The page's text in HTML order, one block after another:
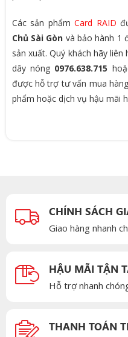
Các sản phẩmCard RAID
Chủ Sài Gòn và bảo hành 1
sản xuất. Quý khách hãy
dây nóng 0976.638.715
được hỗ trợ tư vấn mua
phẩm hoặc dịch vụ hậu mãi
CHÍNH SÁCH
Giao hàng nhanh
HẬU MÃI TẬN
Hỗ trợ nhanh
THANH TOÁN